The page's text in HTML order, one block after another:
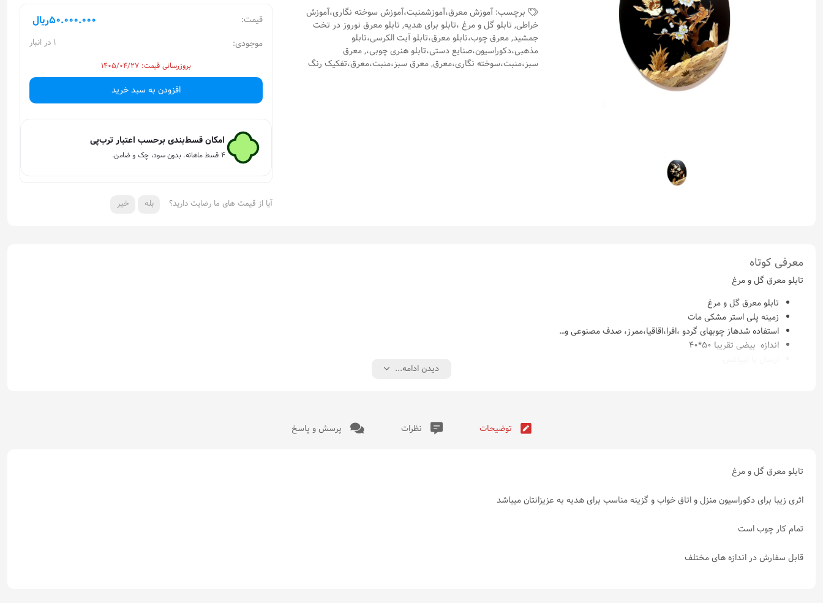
برچسب:آموزش معرق،آموزشمنبت،آموزش سوخته نگاری،آموزش
خراطی, تابلو گل و مرغ ،تابلو برای هدیه, تابلو معرق نوروز در تخت
جمشید,معرق چوب،تابلو معرق،تابلو آیت الکرسی،تابلو
مذهبی،دکوراسیون،صنایع دستی،تابلو هنری چوبی،,معرق
سبز،منبت،سوخته نگاری،معرق,معرق سبز،منبت،معرق،تفکیک رنگ
قیمت: ریال50.000.000
موجودی: 1 در انبار
بروزرسانی قیمت: ۱۴۰۵/۰۴/۲۷
افزودن به سبد خرید
امکان قسط‌بندی برحسب اعتبار ترب‌پی
۴ قسط ماهانه. بدون سود، چک و ضامن.
آیا از قیمت های ما رضایت دارید؟ بله خیر
معرفی کوتاه
تابلو معرق گل و مرغ
تابلو معرق گل و مرغ
زمینه پلی استر مشکی مات
استفاده شدهاز چوبهای گردو ،افرا،اقاقیا،ممرز، صدف مصنوعی و…
اندازه بیضی تقریبا 50*40
دیدن ادامه...
توضیحات نظرات پرسش و پاسخ
تابلو معرق گل و مرغ
اثری زیبا برای دکوراسیون منزل و اتاق خواب و گزینه مناسب برای هدیه به عزیزانتان میباشد
تمام کار چوب است
قابل سفارش در اندازه های مختلف